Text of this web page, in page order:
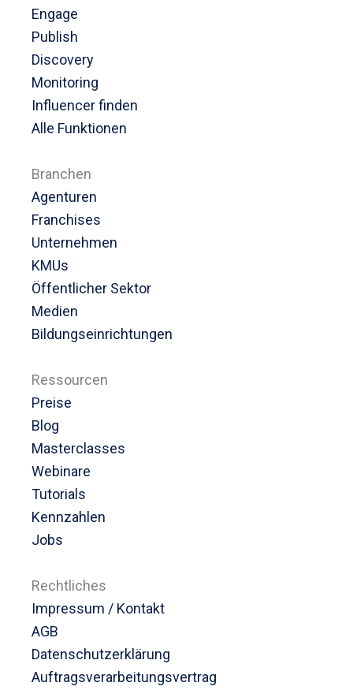
Engage
Publish
Discovery
Monitoring
Influencer finden
Alle Funktionen
Branchen
Agenturen
Franchises
Unternehmen
KMUs
Öffentlicher Sektor
Medien
Bildungseinrichtungen
Ressourcen
Preise
Blog
Masterclasses
Webinare
Tutorials
Kennzahlen
Jobs
Rechtliches
Impressum / Kontakt
AGB
Datenschutzerklärung
Auftragsverarbeitungsvertrag